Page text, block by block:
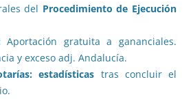
del Procedimiento de Ejecución
Aportación gratuita a gananciales.
y exceso adj. Andalucía.
estadísticas tras concluir el